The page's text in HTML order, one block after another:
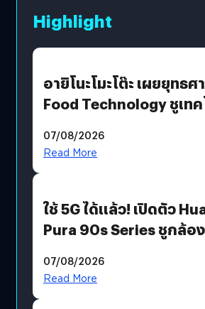
Highlight
อายิโนะโมะโต๊ะ เผยยุทธศ
Food Technology ชูเทค
บริโภคและ B2B
07/08/2026
Read More
ใช้ 5G ได้แล้ว! เปิดตัว
Pura 90s Series ชูกล้อ
07/08/2026
Read More